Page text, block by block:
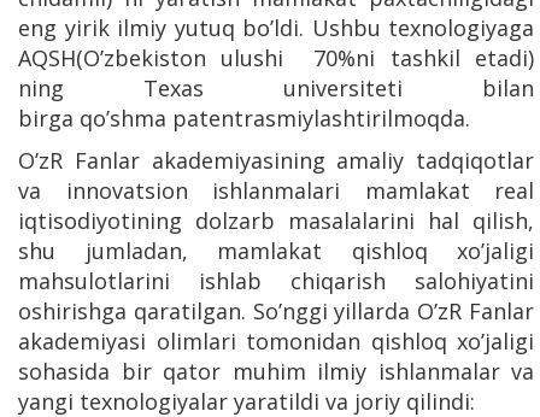
eng yirik ilmiy yutuq bo’ldi. Ushbu texnologiyaga
AQSH(O’zbekiston ulushi 70%ni tashkil etadi)
ning Texas universiteti bilan
birga qo’shma patentrasmiylashtirilmoqda.
O’zR Fanlar akademiyasining amaliy tadqiqotlar
va innovatsion ishlanmalari mamlakat real
iqtisodiyotining dolzarb masalalarini hal qilish,
shu jumladan, mamlakat qishloq xo’jaligi
mahsulotlarini ishlab chiqarish salohiyatini
oshirishga qaratilgan. So’nggi yillarda O’zR Fanlar
akademiyasi olimlari tomonidan qishloq xo’jaligi
sohasida bir qator muhim ilmiy ishlanmalar va
yangi texnologiyalar yaratildi va joriy qilindi: